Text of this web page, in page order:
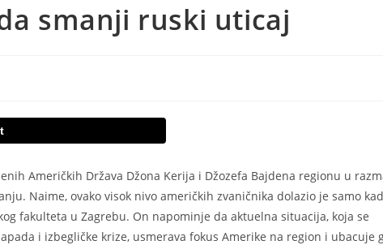
smanji ruski uticaj
Američkih Država Džona Kerija i Džozefa Bajdena regionu u
Naime, ovako visok nivo američkih zvaničnika dolazio je samo
fakulteta u Zagrebu. On napominje da aktuelna situacija, koja se
i izbegličke krize, usmerava fokus Amerike na region i ubacuje